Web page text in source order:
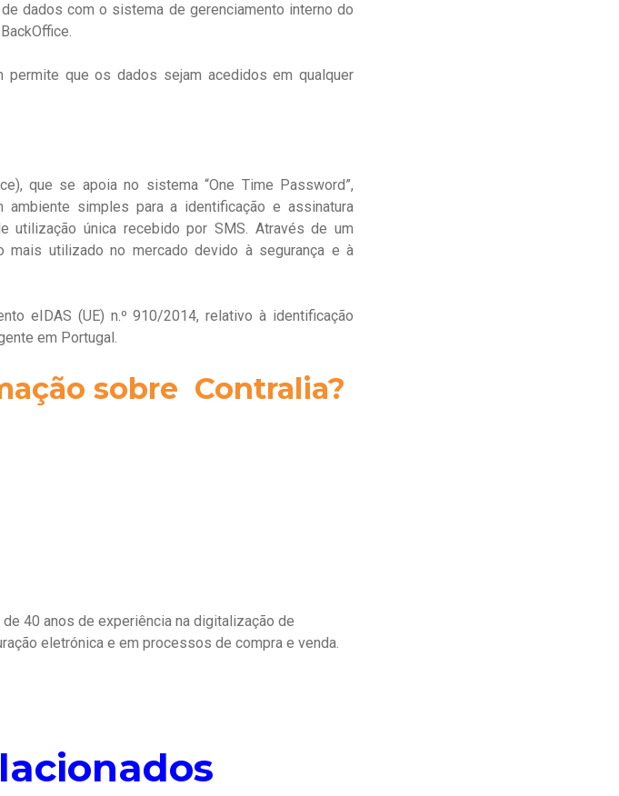
dados com o sistema de gerenciamento interno do
que os dados sejam acedidos ​​em qualquer
que se apoia no sistema “One Time Password”,
simples para a identificação e assinatura
utilização única recebido por SMS. Através de um
mais utilizado no mercado devido à segurança e à
eIDAS (UE) n.º 910/2014, relativo à identificação
em Portugal.
sobre Contralia?
de 40 anos de experiência na digitalização de
eletrónica e em processos de compra e venda.